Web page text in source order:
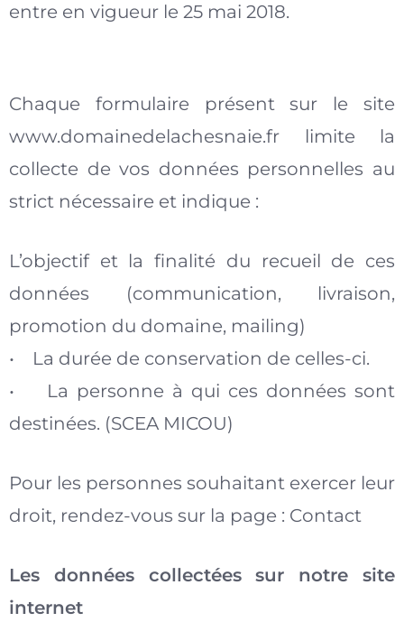
entre en vigueur le 25 mai 2018.
Chaque formulaire présent sur le site
www.domainedelachesnaie.fr limite la
collecte de vos données personnelles au
strict nécessaire et indique :
L’objectif et la finalité du recueil de ces
données (communication, livraison,
promotion du domaine, mailing)
• La durée de conservation de celles-ci.
• La personne à qui ces données sont
destinées. (SCEA MICOU)
Pour les personnes souhaitant exercer leur
droit, rendez-vous sur la page : Contact
Les données collectées sur notre site
internet